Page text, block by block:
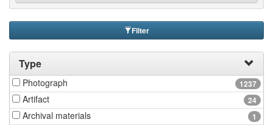
Filter
Type
1237
Photograph
24
Artifact
1
Archival materials